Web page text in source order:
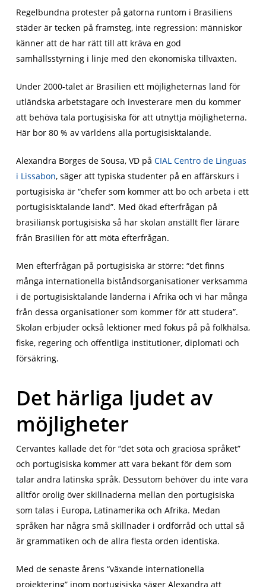
Regelbundna protester på gatorna runtom i Brasiliens
städer är tecken på framsteg, inte regression: människor
känner att de har rätt till att kräva en god
samhällsstyrning i linje med den ekonomiska tillväxten.
Under 2000-talet är Brasilien ett möjligheternas land för
utländska arbetstagare och investerare men du kommer
att behöva tala portugisiska för att utnyttja möjligheterna.
Här bor 80 % av världens alla portugisisktalande.
Alexandra Borges de Sousa, VD på CIAL Centro de Linguas
i Lissabon, säger att typiska studenter på en affärskurs i
portugisiska är “chefer som kommer att bo och arbeta i ett
portugisisktalande land”. Med ökad efterfrågan på
brasiliansk portugisiska så har skolan anställt fler lärare
från Brasilien för att möta efterfrågan.
Men efterfrågan på portugisiska är större: “det finns
många internationella biståndsorganisationer verksamma
i de portugisisktalande länderna i Afrika och vi har många
från dessa organisationer som kommer för att studera”.
Skolan erbjuder också lektioner med fokus på på folkhälsa,
fiske, regering och offentliga institutioner, diplomati och
försäkring.
Det härliga ljudet av
möjligheter
Cervantes kallade det för “det söta och graciösa språket”
och portugisiska kommer att vara bekant för dem som
talar andra latinska språk. Dessutom behöver du inte vara
alltför orolig över skillnaderna mellan den portugisiska
som talas i Europa, Latinamerika och Afrika. Medan
språken har några små skillnader i ordförråd och uttal så
är grammatiken och de allra flesta orden identiska.
Med de senaste årens “växande internationella
projektering” inom portugisiska säger Alexandra att